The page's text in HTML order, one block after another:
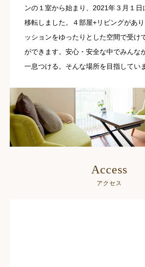
ンの１室から始まり、2021年３月１日
移転しました。４部屋+リビングがあ
ッションをゆったりとした空間で受け
ができます。安心・安全な中でみんな
一息つける。そんな場所を目指してい
Access
アクセス